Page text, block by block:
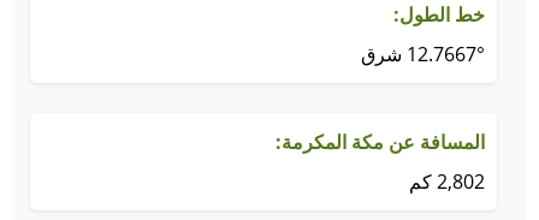
خط الطول:
12.7667° شرق
المسافة عن مكة المكرمة:
2,802 كم